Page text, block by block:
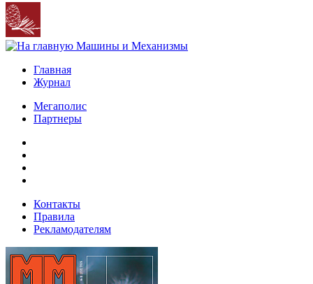
Главная
Журнал
Мегаполис
Партнеры
Контакты
Правила
Рекламодателям